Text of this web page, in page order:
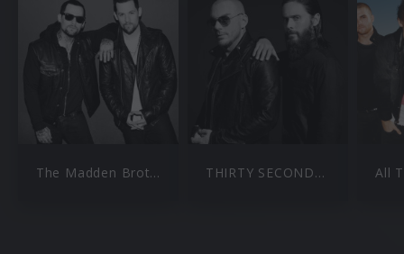
The Madden Brothers THIRTY SECONDS TO MARS All